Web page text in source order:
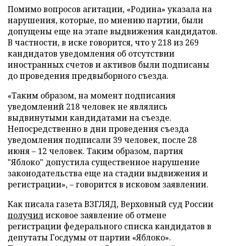
Помимо вопросов агитации, «Родина» указала на
нарушения, которые, по мнению партии, были
допущены еще на этапе выдвижения кандидатов.
В частности, в иске говорится, что у 218 из 269
кандидатов уведомления об отсутствии
иностранных счетов и активов были подписаны
до проведения предвыборного съезда.
«Таким образом, на момент подписания
уведомлений 218 человек не являлись
выдвинутыми кандидатами на съезде.
Непосредственно в дни проведения съезда
уведомления подписали 39 человек, после 28
июня – 12 человек. Таким образом, партия
"Яблоко" допустила существенное нарушение
законодательства еще на стадии выдвижения и
регистрации», – говорится в исковом заявлении.
Как писала газета ВЗГЛЯД, Верховный суд России
получилисковое заявление об отмене
регистрации федерального списка кандидатов в
депутаты Госдумы от партии «Яблоко».